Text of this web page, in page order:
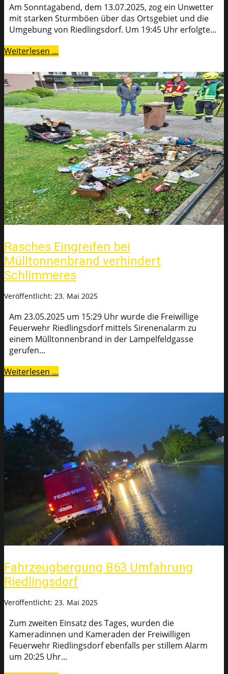
Am Sonntagabend, dem 13.07.2025, zog ein Unwetter
mit starken Sturmböen über das Ortsgebiet und die
Umgebung von Riedlingsdorf. Um 19:45 Uhr erfolgte...
Weiterlesen …
Rasches Eingreifen bei
Mülltonnenbrand verhindert
Schlimmeres
Veröffentlicht: 23. Mai 2025
Am 23.05.2025 um 15:29 Uhr wurde die Freiwillige
Feuerwehr Riedlingsdorf mittels Sirenenalarm zu
einem Mülltonnenbrand in der Lampelfeldgasse
gerufen...
Weiterlesen …
Fahrzeugbergung B63 Umfahrung
Riedlingsdorf
Veröffentlicht: 23. Mai 2025
Zum zweiten Einsatz des Tages, wurden die
Kameradinnen und Kameraden der Freiwilligen
Feuerwehr Riedlingsdorf ebenfalls per stillem Alarm
um 20:25 Uhr...